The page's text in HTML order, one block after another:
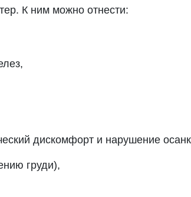
К ним можно отнести:
дискомфорт и нарушение
груди),